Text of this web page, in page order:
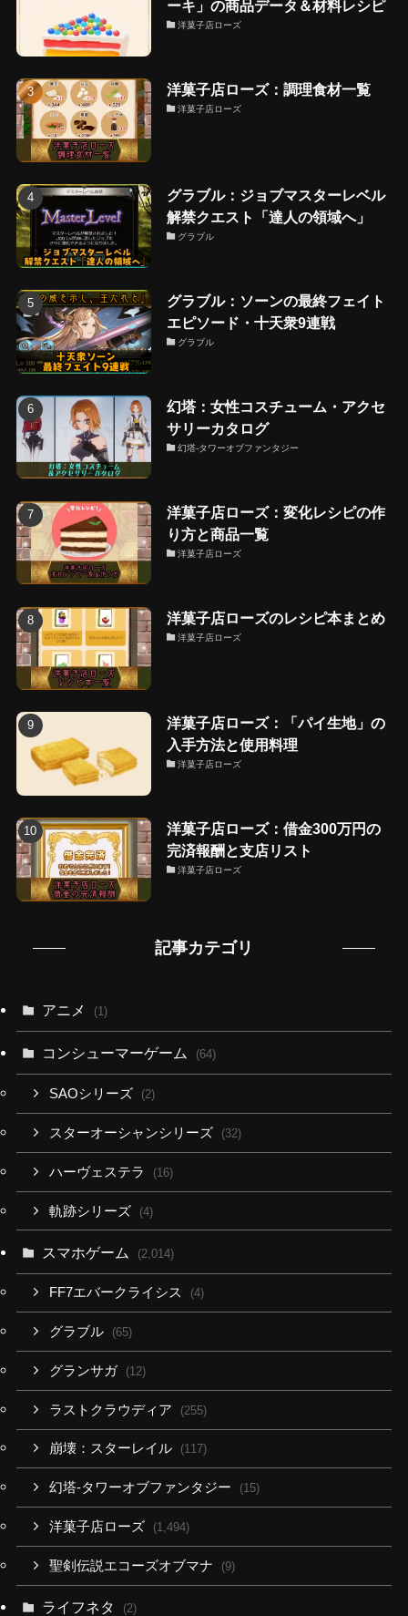
ーキ」の商品データ＆材料レシピ
洋菓子店ローズ
洋菓子店ローズ：調理食材一覧
洋菓子店ローズ
グラブル：ジョブマスターレベル
解禁クエスト「達人の領域へ」
グラブル
グラブル：ソーンの最終フェイト
エピソード・十天衆9連戦
グラブル
幻塔：女性コスチューム・アクセ
サリーカタログ
幻塔-タワーオブファンタジー
洋菓子店ローズ：変化レシピの作
り方と商品一覧
洋菓子店ローズ
洋菓子店ローズのレシピ本まとめ
洋菓子店ローズ
洋菓子店ローズ：「パイ生地」の
入手方法と使用料理
洋菓子店ローズ
洋菓子店ローズ：借金300万円の
完済報酬と支店リスト
洋菓子店ローズ
記事カテゴリ
アニメ (1)
コンシューマーゲーム (64)
SAOシリーズ (2)
スターオーシャンシリーズ (32)
ハーヴェステラ (16)
軌跡シリーズ (4)
スマホゲーム (2,014)
FF7エバークライシス (4)
グラブル (65)
グランサガ (12)
ラストクラウディア (255)
崩壊：スターレイル (117)
幻塔-タワーオブファンタジー (15)
洋菓子店ローズ (1,494)
聖剣伝説エコーズオブマナ (9)
ライフネタ (2)